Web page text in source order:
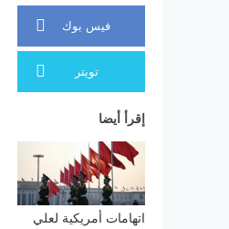
فيس بوك
تويتر
إقرأ أيضا
اتهامات أمريكية لعلي